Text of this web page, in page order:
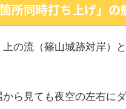
所同時打ち上げ」の
の流（篠山城跡対岸）
ら見ても夜空の左右に